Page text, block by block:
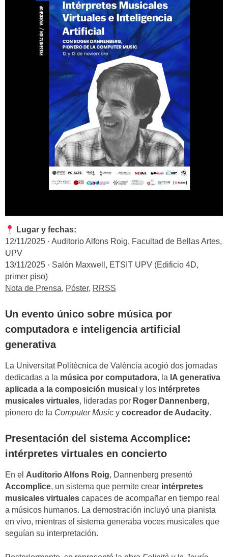
Lugar y fechas:
12/11/2025 · Auditorio Alfons Roig, Facultad de Bellas Artes,
UPV
13/11/2025 · Salón Maxwell, ETSIT UPV (Edificio 4D,
primer piso)
Nota de Prensa, Póster, RRSS
Un evento único sobre música por
computadora e inteligencia artificial
generativa
La Universitat Politècnica de València acogió dos jornadas
dedicadas a la música por computadora, la IA generativa
aplicada a la composición musical y los intérpretes
musicales virtuales, lideradas por Roger Dannenberg,
pionero de la Computer Music y cocreador de Audacity.
Presentación del sistema Accomplice:
intérpretes virtuales en concierto
En el Auditorio Alfons Roig, Dannenberg presentó
Accomplice, un sistema que permite crear intérpretes
musicales virtuales capaces de acompañar en tiempo real
a músicos humanos. La demostración incluyó una pianista
en vivo, mientras el sistema generaba voces musicales que
seguían su interpretación.